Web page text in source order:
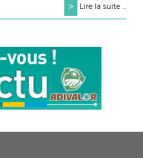
> Lire la suite ...